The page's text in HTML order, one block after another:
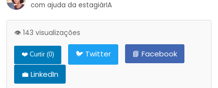
com ajuda da estagiárIA
👁️ 143 visualizações
❤️ Curtir (0) 🐦 Twitter
📘 Facebook
💼 LinkedIn